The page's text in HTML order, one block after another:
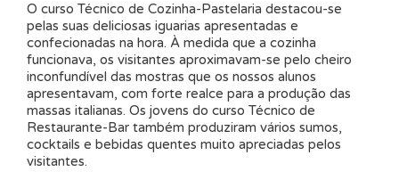
O curso Técnico de Cozinha-Pastelaria destacou-se
pelas suas deliciosas iguarias apresentadas e
confecionadas na hora. À medida que a cozinha
funcionava, os visitantes aproximavam-se pelo cheiro
inconfundível das mostras que os nossos alunos
apresentavam, com forte realce para a produção das
massas italianas. Os jovens do curso Técnico de
Restaurante-Bar também produziram vários sumos,
cocktails e bebidas quentes muito apreciadas pelos
visitantes.